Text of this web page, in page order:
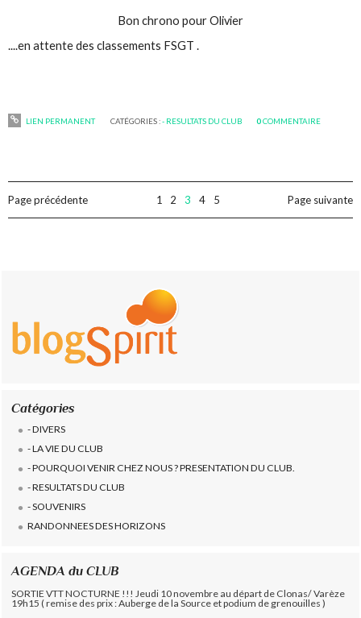
Catégories
- DIVERS
- LA VIE DU CLUB
- POURQUOI VENIR CHEZ NOUS ? PRESENTATION DU CLUB.
- RESULTATS DU CLUB
- SOUVENIRS
RANDONNEES DES HORIZONS
AGENDA du CLUB
SORTIE VTT NOCTURNE !!! Jeudi 10 novembre au départ de Clonas/ Varèze
19h15 ( remise des prix : Auberge de la Source et podium de grenouilles )
Bon chrono pour Olivier
....en attente des classements FSGT .
LIEN PERMANENT CATÉGORIES :- RESULTATS DU CLUB 0COMMENTAIRE
Page précédente 1 2 3 4 5 Page suivante